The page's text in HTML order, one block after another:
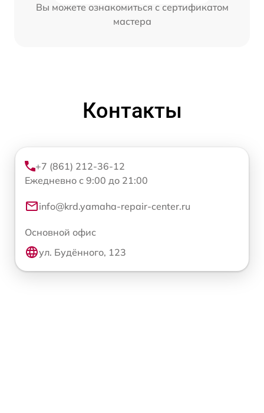
Вы можете ознакомиться с сертификатом
мастера
Контакты
+7 (861) 212-36-12
Ежедневно с 9:00 до 21:00
info@krd.yamaha-repair-center.ru
Основной офис
ул. Будённого, 123